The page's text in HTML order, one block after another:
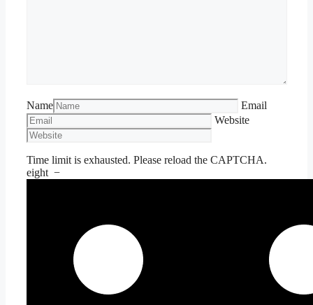
Name
Email
Website
Time limit is exhausted. Please reload the CAPTCHA.
eight −